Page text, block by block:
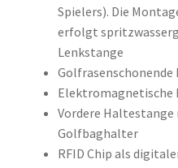
Spielers). Die
erfolgt
Lenkstange
Elektromagnetische
Vordere
Golfbaghalter
RFID Chip als